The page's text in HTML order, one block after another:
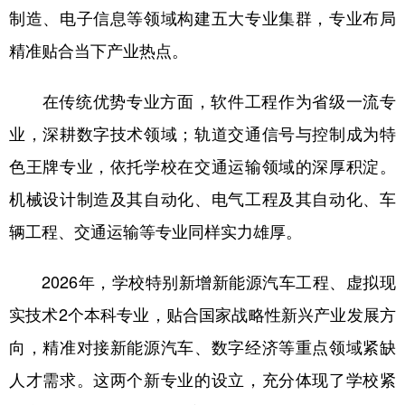
制造、电子信息等领域构建五大专业集群，专业布局
精准贴合当下产业热点。
在传统优势专业方面，软件工程作为省级一流专
业，深耕数字技术领域；轨道交通信号与控制成为特
色王牌专业，依托学校在交通运输领域的深厚积淀。
机械设计制造及其自动化、电气工程及其自动化、车
辆工程、交通运输等专业同样实力雄厚。
2026年，学校特别新增新能源汽车工程、虚拟现
实技术2个本科专业，贴合国家战略性新兴产业发展方
向，精准对接新能源汽车、数字经济等重点领域紧缺
人才需求。这两个新专业的设立，充分体现了学校紧